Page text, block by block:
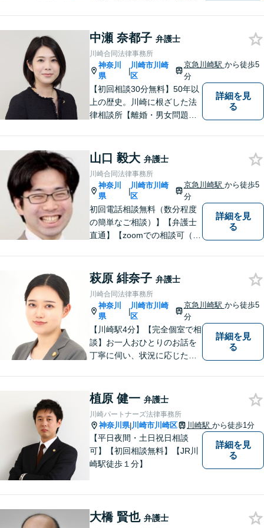
どうぞお気軽にご相談くださ
い。
中瀬 奈都子 弁護士
川崎合同法律事務所
神奈川
県
|
川崎市川崎
区
京急川崎駅 から徒歩5
分
【初回相談30分無料】50年以
上の歴史。川崎に根ざした法
律相談所【離婚・男女問題】
【京急川崎駅4分】【休日面談
可】
詳細を見
る
山口 毅大 弁護士
川崎合同法律事務所
神奈川
県
|
川崎市川崎
区
京急川崎駅 から徒歩5
分
初回電話相談無料（数分程度
の簡単なご相談）】【弁護士
直通】【zoomでの相談可（有
「街医者」のような弁護士
詳細を見
る
萩原 緋奈子 弁護士
川崎合同法律事務所
神奈川
県
|
川崎市川崎
区
京急川崎駅 から徒歩5
分
【川崎駅4分】【完全個室で相
談】お一人おひとりのお話を
丁寧に伺い、状況に応じた解
これからの人生を諦めなくて
済むよう、精一杯お手伝いさ
せていただきます。【休日・
夜間面談可】
詳細を見
る
植原 健一 弁護士
川崎パートナーズ法律事務所
神奈川県|川崎市川崎区 川崎駅 から徒歩1分
【平日夜間・土日祝日相談
可】【初回相談無料】【JR川
崎駅徒歩１分】
詳細を見
る
大橋 賢也 弁護士